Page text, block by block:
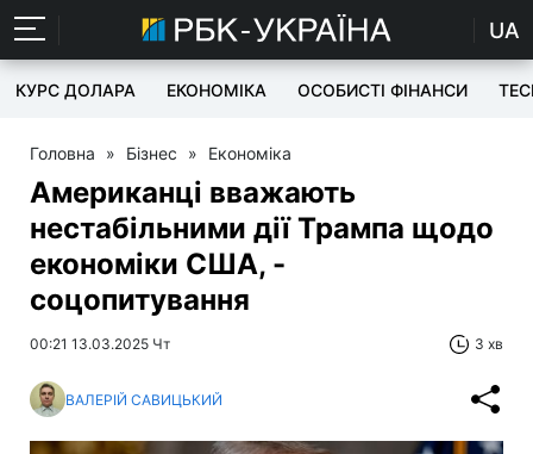
UA
КУРС ДОЛАРА ЕКОНОМІКА ОСОБИСТІ ФІНАНСИ
Головна » Бізнес » Економіка
Американці вважають
нестабільними дії Трампа щодо
економіки США, -
соцопитування
00:21 13.03.2025 Чт 3 хв
ВАЛЕРІЙ САВИЦЬКИЙ